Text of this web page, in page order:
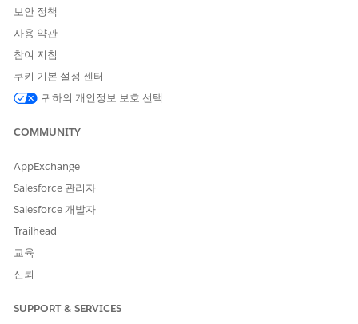
ORGSUBDOMAINHERE.my.salesforce-scrt.com
트웨어 및 로컬 프록시로 작동하는 브라우저 확장을 포함하여 모든
네트워크 계층에 해당 설정을 적용합니다.
화벽 및 프록시 허용 목록: 도메인의 443포트에서 아웃바운드
규칙을 적용합니다.
는 HTTPS 검사 면제 만들기 이 우회는 보안 엔진이 실시간 스트
림을 가로채거나 버퍼링하지 못하도록 방지합니다.
응답 버퍼링 비활성화
연결 시간 초과
90분이 권장됩니다. 이 시간 초과 설정을 사용하면 네트워크에
서 미리 진행 중인 회선을 줄일 수 없습니다.
서버 전송 이벤트에 대한 CORS 설정
보안 정책
사용 약관
참여 지침
쿠키 기본 설정 센터
귀하의 개인정보 보호 선택
COMMUNITY
AppExchange
Salesforce 관리자
Salesforce 개발자
Trailhead
교육
신뢰
SUPPORT & SERVICES